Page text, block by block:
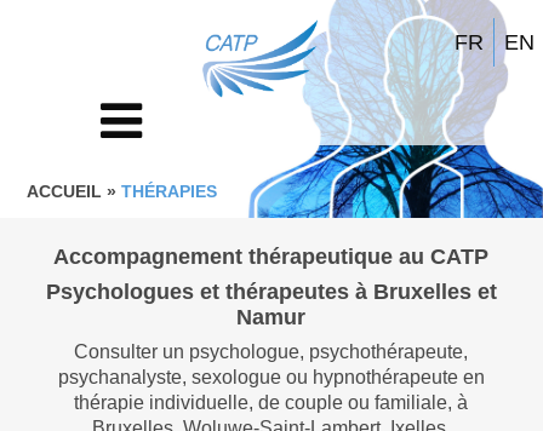
EN
FR
ACCUEIL »THÉRAPIES
Accompagnement thérapeutique au CATP
Psychologues et thérapeutes à Bruxelles et
Namur
Consulter un psychologue, psychothérapeute,
psychanalyste, sexologue ou hypnothérapeute en
thérapie individuelle, de couple ou familiale, à